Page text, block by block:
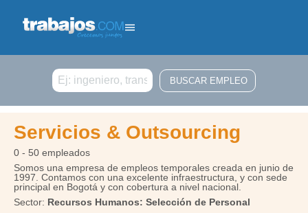
Buscar
Servicios & Outsourcing
0 - 50 empleados
Somos una empresa de empleos temporales creada en junio de
1997. Contamos con una excelente infraestructura, y con sede
principal en Bogotá y con cobertura a nivel nacional.
Sector: Recursos Humanos: Selección de Personal